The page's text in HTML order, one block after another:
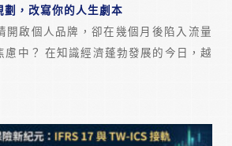
劃，改寫你的人生劇本
開啟個人品牌，卻在幾個月後陷入流量
慮中？ 在知識經濟蓬勃發展的今日，越